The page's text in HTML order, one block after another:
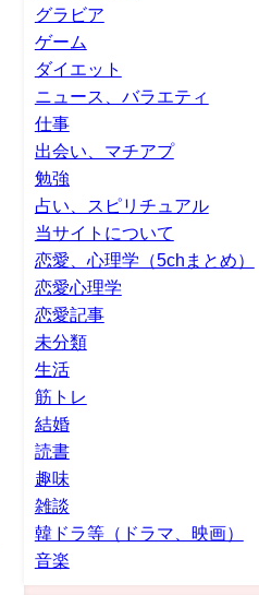
グラビア
ゲーム
ダイエット
ニュース、バラエティ
仕事
出会い、マチアプ
勉強
占い、スピリチュアル
当サイトについて
恋愛、心理学（5chまとめ）
恋愛心理学
恋愛記事
未分類
生活
筋トレ
結婚
読書
趣味
雑談
韓ドラ等（ドラマ、映画）
音楽